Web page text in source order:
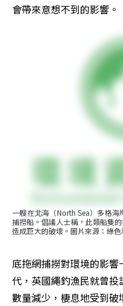
會帶來意想不到的影響。
一艘在北海（North Sea）多格
捕撈船。倡議人士稱，此類船隻
造成巨大的破壞。圖片來源：綠色
底拖網捕撈對環境的影
代，英國繩釣漁民就曾
數量減少，棲息地受到